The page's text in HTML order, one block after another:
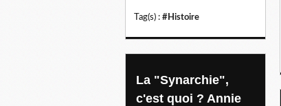
Tag(s) : #Histoire
La "Synarchie",
c'est quoi ? Annie